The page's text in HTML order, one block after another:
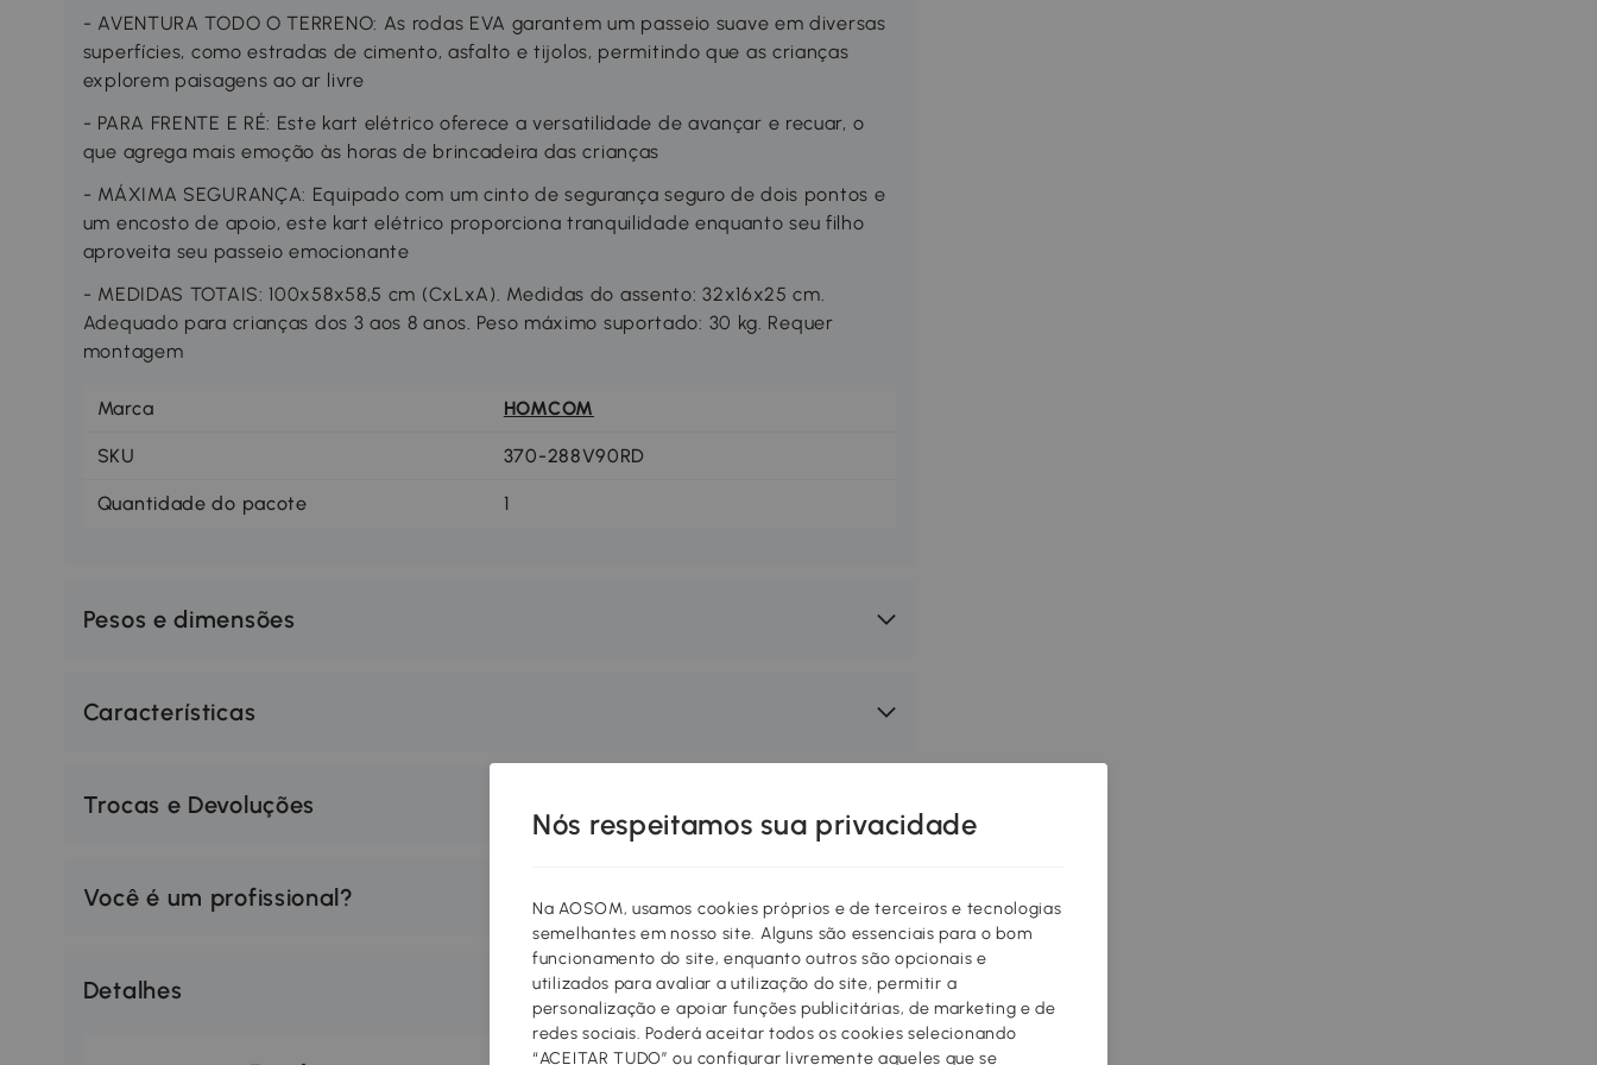
- AVENTURA TODO O TERRENO: As rodas EVA garantem um passeio suave em diversas
superfícies, como estradas de cimento, asfalto e tijolos, permitindo que as crianças
explorem paisagens ao ar livre
- PARA FRENTE E RÉ: Este kart elétrico oferece a versatilidade de avançar e recuar, o
que agrega mais emoção às horas de brincadeira das crianças
- MÁXIMA SEGURANÇA: Equipado com um cinto de segurança seguro de dois pontos e
um encosto de apoio, este kart elétrico proporciona tranquilidade enquanto seu filho
aproveita seu passeio emocionante
- MEDIDAS TOTAIS: 100x58x58,5 cm (CxLxA). Medidas do assento: 32x16x25 cm.
Adequado para crianças dos 3 aos 8 anos. Peso máximo suportado: 30 kg. Requer
montagem
Marca HOMCOM
SKU 370-288V90RD
Quantidade do pacote 1
Pesos e dimensões
Características
Trocas e Devoluções
Você é um profissional?
Detalhes
Nós respeitamos sua privacidade
Na AOSOM, usamos cookies próprios e de terceiros e tecnologias
semelhantes em nosso site. Alguns são essenciais para o bom
funcionamento do site, enquanto outros são opcionais e
utilizados para avaliar a utilização do site, permitir a
personalização e apoiar funções publicitárias, de marketing e de
redes sociais. Poderá aceitar todos os cookies selecionando
“ACEITAR TUDO” ou configurar livremente aqueles que se